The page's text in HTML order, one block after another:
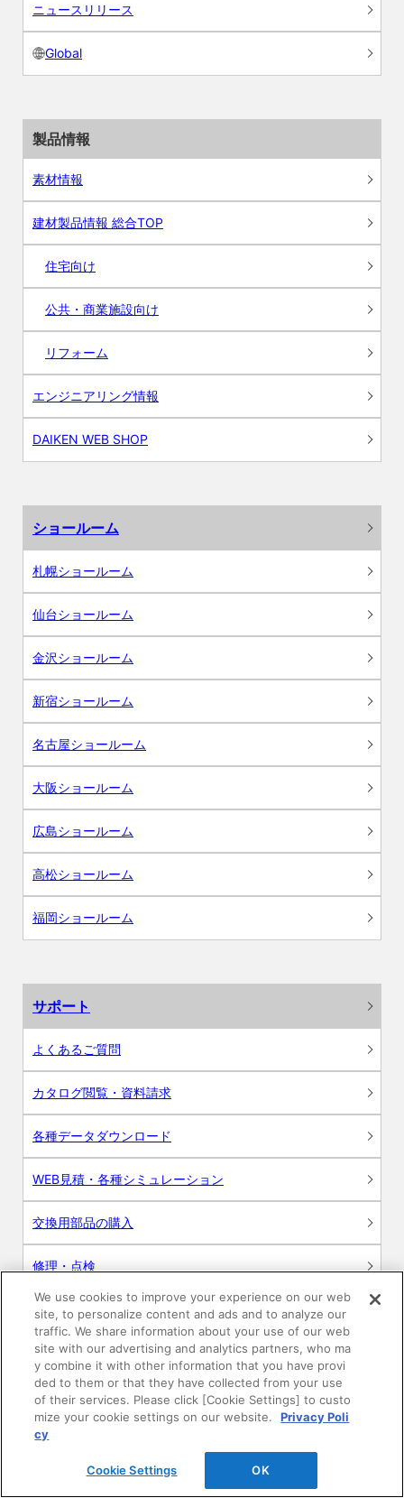
ニュースリリース
Global
製品情報
素材情報
建材製品情報 総合TOP
住宅向け
公共・商業施設向け
リフォーム
エンジニアリング情報
DAIKEN WEB SHOP
ショールーム
札幌ショールーム
仙台ショールーム
金沢ショールーム
新宿ショールーム
名古屋ショールーム
大阪ショールーム
広島ショールーム
高松ショールーム
福岡ショールーム
サポート
よくあるご質問
カタログ閲覧・資料請求
各種データダウンロード
WEB見積・各種シミュレーション
交換用部品の購入
修理・点検
お問い合わせ
ログイン
建築・設計関係者様向けサイト
ユーザー登録サービス
WEB見積システム
We use cookies to improve your experience on our web
site, to personalize content and ads and to analyze our
traffic. We share information about your use of our web
site with our advertising and analytics partners, who ma
y combine it with other information that you have provi
ded to them or that they have collected from your use
of their services. Please click [Cookie Settings] to custo
mize your cookie settings on our website.
Privacy Poli
cy
Cookie Settings OK